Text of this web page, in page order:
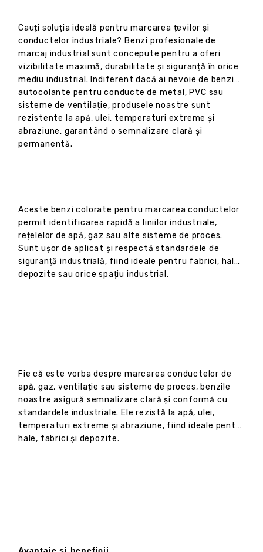
Cauți soluția ideală pentru marcarea țevilor și
conductelor industriale? Benzi profesionale de
marcaj industrial sunt concepute pentru a oferi
vizibilitate maximă, durabilitate și siguranță în orice
mediu industrial. Indiferent dacă ai nevoie de benzi
autocolante pentru conducte de metal, PVC sau
sisteme de ventilație, produsele noastre sunt
rezistente la apă, ulei, temperaturi extreme și
abraziune, garantând o semnalizare clară și
permanentă.
Aceste benzi colorate pentru marcarea conductelor
permit identificarea rapidă a liniilor industriale,
rețelelor de apă, gaz sau alte sisteme de proces.
Sunt ușor de aplicat și respectă standardele de
siguranță industrială, fiind ideale pentru fabrici, hale,
depozite sau orice spațiu industrial.
Fie că este vorba despre marcarea conductelor de
apă, gaz, ventilație sau sisteme de proces, benzile
noastre asigură semnalizare clară și conformă cu
standardele industriale. Ele rezistă la apă, ulei,
temperaturi extreme și abraziune, fiind ideale pentru
hale, fabrici și depozite.